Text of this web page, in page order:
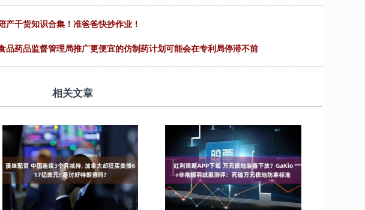
干货知识合集！准爸爸快抄作业！
品药品监督管理局推广更便宜的仿制药计划可能会在专利局停滞不前
相关文章